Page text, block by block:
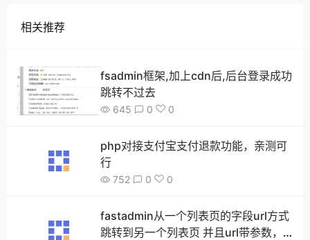
相关推荐
fsadmin框架,加上cdn后,后台登录成功
跳转不过去
645 0 0
php对接支付宝支付退款功能，亲测可
行
752 0 0
fastadmin从一个列表页的字段url方式
跳转到另一个列表页 并且url带参数，